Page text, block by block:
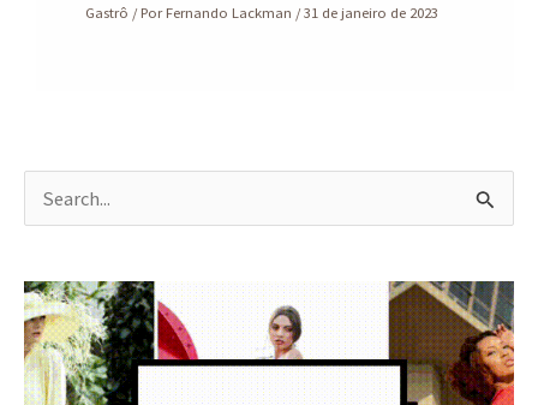
Gastrô / PorFernando Lackman /31 de janeiro de 2023
s
q
u
i